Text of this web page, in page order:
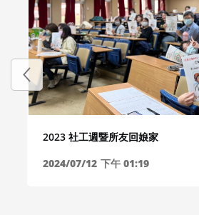
2023 社工週暨所友回娘家
2024/07/12 下午 01:19